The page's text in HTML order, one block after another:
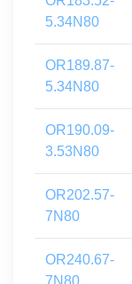
5.34N80
OR189.87-
5.34N80
OR190.09-
3.53N80
OR202.57-
7N80
OR240.67-
7N80